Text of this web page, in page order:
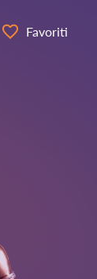
Favoriti